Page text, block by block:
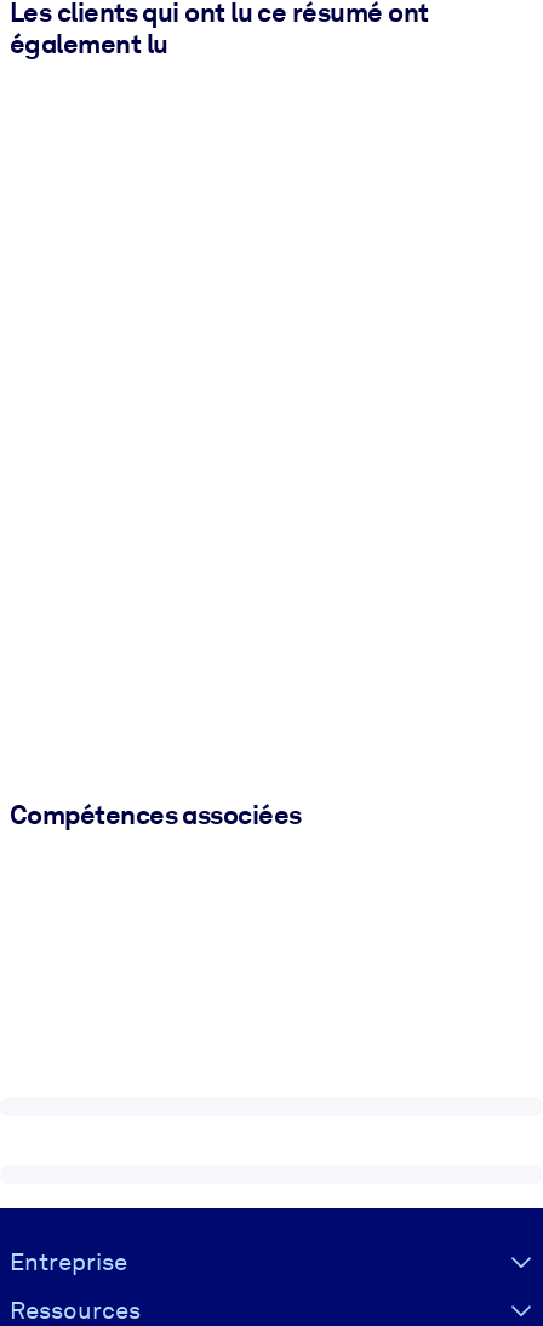
Les clients qui ont lu ce résumé ont
également lu
Compétences associées
Visually hidden Text
Entreprise
Ressources